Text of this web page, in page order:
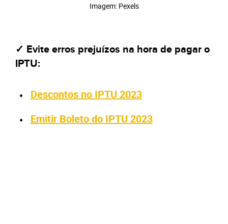
Imagem: Pexels
✓ Evite erros prejuízos na hora de pagar o
IPTU:
Descontos no IPTU 2023
Emitir Boleto do IPTU 2023